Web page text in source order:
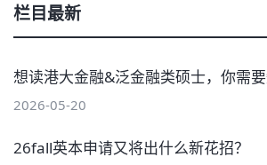
栏目最新
想读港大金融&泛金融类硕士，你需
2026-05-20
26fall英本申请又将出什么新花招？